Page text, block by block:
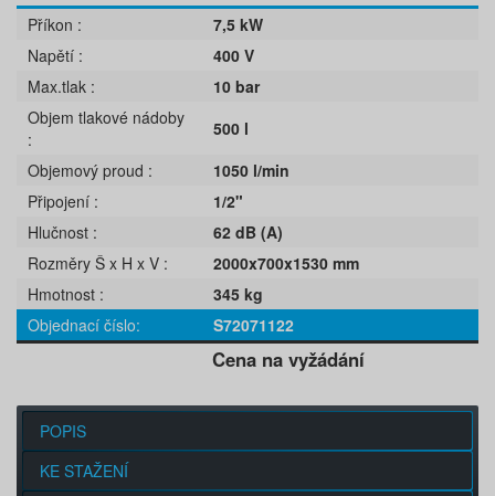
Příkon
7,5 kW
Napětí
400 V
Max.tlak
10 bar
Objem tlakové nádoby
500 l
Objemový proud
1050 l/min
Připojení
1/2"
Hlučnost
62 dB (A)
Rozměry Š x H x V
2000x700x1530 mm
Hmotnost
345 kg
Objednací číslo
S72071122
Cena na vyžádání
POPIS
KE STAŽENÍ